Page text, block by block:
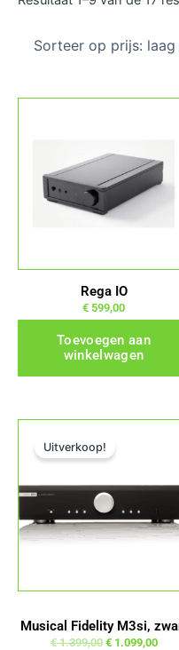
Rega IO
€ 599,00
Toevoegen aan
winkelwagen
Uitverkoop!
Musical Fidelity M3si,
€1.399,00
Oorspronkelijke prijs was: € 1.399,00.
€1.099,00
Huidige